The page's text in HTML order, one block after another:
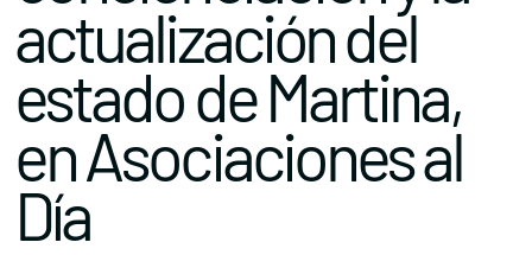
actualización del
estado de Martina,
en Asociaciones al
Día